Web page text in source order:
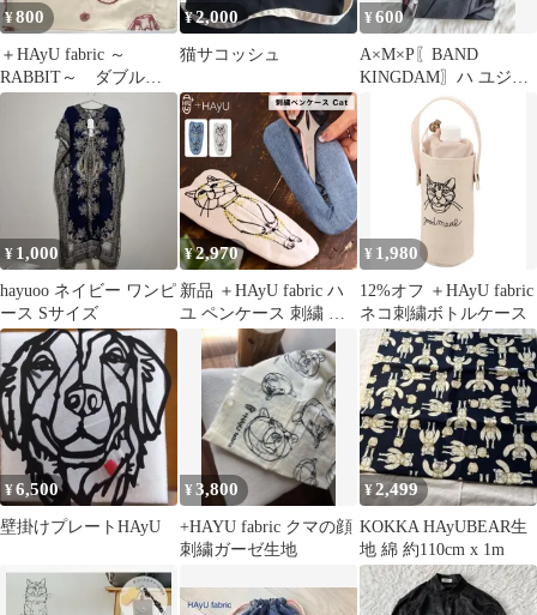
¥800
＋HAyU fabric ～
RABBIT～ ダブルガ
ーゼ刺繍 大判 ハン
¥2,000
猫サコッシュ
¥600
A×M×P〖BAND
KINGDAM〗ハ ユジュ
ン トレカ
¥ 1,000
hayuoo ネイビー ワンピ
ース Sサイズ
¥2,970
新品 ＋HAyU fabric ハ
ユ ペンケース 刺繍 筆
箱 ペンポーチ 小物入れ
小川学 ワイヤーアート
猫柄 おしゃれ かわいい
レディース メンズ 文房
具入れ ギフト プレゼン
ト KOKKA cocca
¥ 1,980
12%オフ ＋HAyU fabric
ネコ刺繍ボトルケース
¥6,500
壁掛けプレートHAyU
¥3,800
+HAYU fabric クマの顔
刺繍ガーゼ生地
¥2,499
KOKKA HAyUBEAR生
地 綿 約110cm x 1m